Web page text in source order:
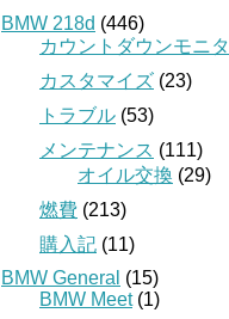
BMW 218d (446)
カウントダウンモニタ
カスタマイズ (23)
トラブル (53)
メンテナンス (111)
オイル交換 (29)
燃費 (213)
購入記 (11)
BMW General (15)
BMW Meet(1)